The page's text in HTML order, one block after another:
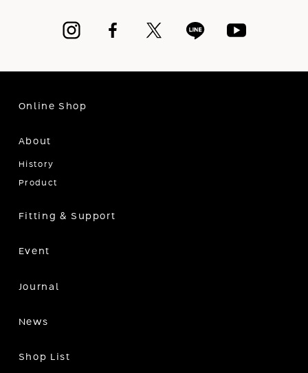
Online Shop
About
History
Product
Fitting & Support
Event
Journal
News
Shop List